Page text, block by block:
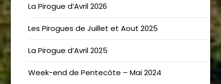
La Pirogue d’Avril 2026
Les Pirogues de Juillet et Aout 2025
La Pirogue d’Avril 2025
Week-end de Pentecôte – Mai 2024